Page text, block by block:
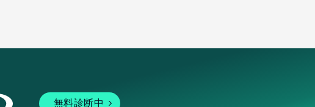
無料診断中